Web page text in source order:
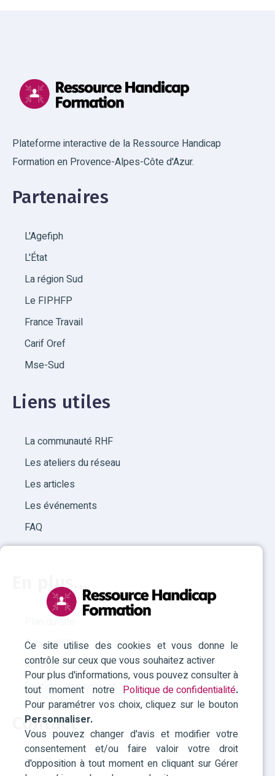
Ce site utilise des cookies et vous donne le
contrôle sur ceux que vous souhaitez activer
Pour plus d'informations, vous pouvez consulter à
tout moment notre Politique de confidentialité.
Pour paramétrer vos choix, cliquez sur le bouton
Personnaliser.
Vous pouvez changer d'avis et modifier votre
consentement et/ou faire valoir votre droit
d'opposition à tout moment en cliquant sur Gérer
Plateforme interactive de la Ressource Handicap
Formation en Provence-Alpes-Côte d'Azur.
Partenaires
L'Agefiph
L'État
La région Sud
Le FIPHFP
France Travail
Carif Oref
Mse-Sud
Liens utiles
La communauté RHF
Les ateliers du réseau
Les articles
Les événements
FAQ
En plus...
Plan du site
Accessibilité
Mentions légales
Politique des cookies
Contact
RHF Paca